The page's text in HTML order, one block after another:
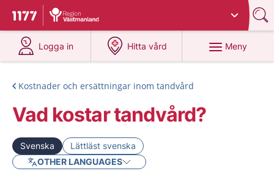
Till startsidan för 1177
Du har valt region
Logga in
på 1177.se
Hitta vård
på 1177.se
Meny
Kostnader och ersättningar inom tandvård
Vad kostar tandvård?
Svenska
Lättläst svenska
OTHER LANGUAGES